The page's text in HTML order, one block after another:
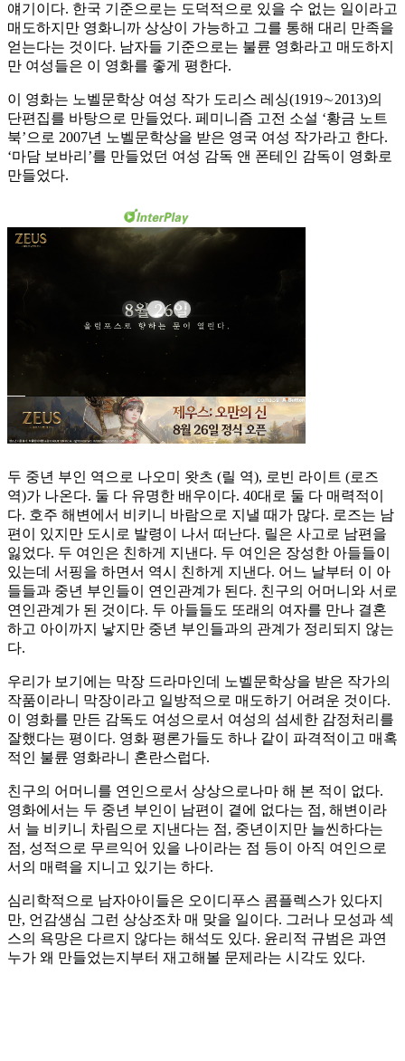
얘기이다. 한국 기준으로는 도덕적으로 있을 수 없는 일이라고
매도하지만 영화니까 상상이 가능하고 그를 통해 대리 만족을
얻는다는 것이다. 남자들 기준으로는 불륜 영화라고 매도하지
만 여성들은 이 영화를 좋게 평한다.
이 영화는 노벨문학상 여성 작가 도리스 레싱(1919∼2013)의
단편집를 바탕으로 만들었다. 페미니즘 고전 소설 ‘황금 노트
북’으로 2007년 노벨문학상을 받은 영국 여성 작가라고 한다.
‘마담 보바리’를 만들었던 여성 감독 앤 폰테인 감독이 영화로
만들었다.
두 중년 부인 역으로 나오미 왓츠 (릴 역), 로빈 라이트 (로즈
역)가 나온다. 둘 다 유명한 배우이다. 40대로 둘 다 매력적이
다. 호주 해변에서 비키니 바람으로 지낼 때가 많다. 로즈는 남
편이 있지만 도시로 발령이 나서 떠난다. 릴은 사고로 남편을
잃었다. 두 여인은 친하게 지낸다. 두 여인은 장성한 아들들이
있는데 서핑을 하면서 역시 친하게 지낸다. 어느 날부터 이 아
들들과 중년 부인들이 연인관계가 된다. 친구의 어머니와 서로
연인관계가 된 것이다. 두 아들들도 또래의 여자를 만나 결혼
하고 아이까지 낳지만 중년 부인들과의 관계가 정리되지 않는
다.
우리가 보기에는 막장 드라마인데 노벨문학상을 받은 작가의
작품이라니 막장이라고 일방적으로 매도하기 어려운 것이다.
이 영화를 만든 감독도 여성으로서 여성의 섬세한 감정처리를
잘했다는 평이다. 영화 평론가들도 하나 같이 파격적이고 매혹
적인 불륜 영화라니 혼란스럽다.
친구의 어머니를 연인으로서 상상으로나마 해 본 적이 없다.
영화에서는 두 중년 부인이 남편이 곁에 없다는 점, 해변이라
서 늘 비키니 차림으로 지낸다는 점, 중년이지만 늘씬하다는
점, 성적으로 무르익어 있을 나이라는 점 등이 아직 여인으로
서의 매력을 지니고 있기는 하다.
심리학적으로 남자아이들은 오이디푸스 콤플렉스가 있다지
만, 언감생심 그런 상상조차 매 맞을 일이다. 그러나 모성과 섹
스의 욕망은 다르지 않다는 해석도 있다. 윤리적 규범은 과연
누가 왜 만들었는지부터 재고해볼 문제라는 시각도 있다.